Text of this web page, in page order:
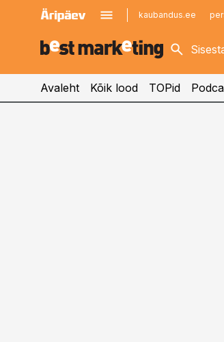
kaubandus.ee
kinnisvarauudised.ee
logistikauudised.ee
Avaleht Kõik lood TOPid